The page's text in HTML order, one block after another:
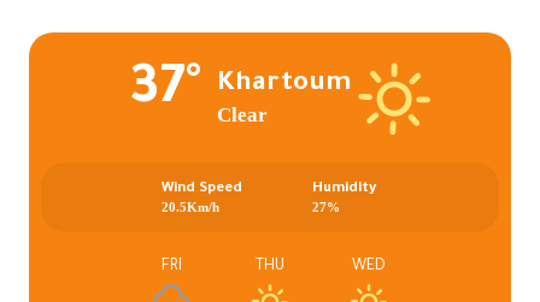
Khartoum
Clear
37°
Humidity
27%
Wind Speed
20.5Km/h
WED
THU
FRI